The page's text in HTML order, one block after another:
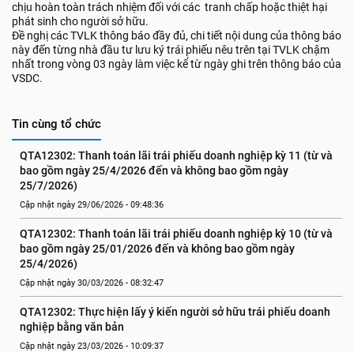
chịu hoàn toàn trách nhiệm đối với các tranh chấp hoặc thiệt hại
phát sinh cho người sở hữu.
Đề nghị các TVLK thông báo đầy đủ, chi tiết nội dung của thông báo
này đến từng nhà đầu tư lưu ký trái phiếu nêu trên tại TVLK chậm
nhất trong vòng 03 ngày làm việc kể từ ngày ghi trên thông báo của
VSDC.
Tin cùng tổ chức
QTA12302: Thanh toán lãi trái phiếu doanh nghiệp kỳ 11 (từ và
bao gồm ngày 25/4/2026 đến và không bao gồm ngày
25/7/2026)
Cập nhật ngày 29/06/2026 - 09:48:36
QTA12302: Thanh toán lãi trái phiếu doanh nghiệp kỳ 10 (từ và
bao gồm ngày 25/01/2026 đến và không bao gồm ngày
25/4/2026)
Cập nhật ngày 30/03/2026 - 08:32:47
QTA12302: Thực hiện lấy ý kiến người sở hữu trái phiếu doanh
nghiệp bằng văn bản
Cập nhật ngày 23/03/2026 - 10:09:37